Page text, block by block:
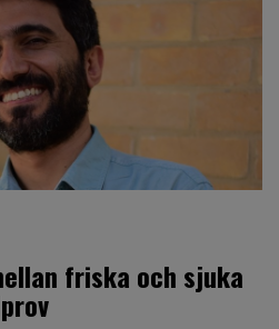
friska och sjuka